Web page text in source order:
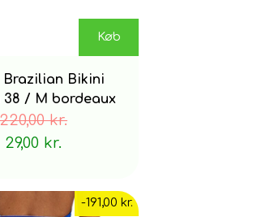
Køb
Brazilian Bikini
/ M bordeaux
220,00 kr.
29,00 kr.
-191,00 kr.